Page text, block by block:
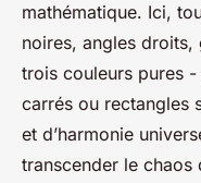
mathématique. Ici,
noires, angles droits,
trois couleurs pures
carrés ou rectangles
et d’harmonie
transcender le